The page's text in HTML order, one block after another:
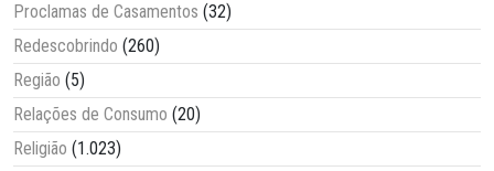
Proclamas de Casamentos (32)
Redescobrindo (260)
Região (5)
Relações de Consumo (20)
Religião (1.023)